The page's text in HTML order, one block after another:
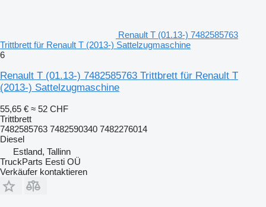
Renault T (01.13-) 7482585763
Trittbrett für Renault T (2013-) Sattelzugmaschine
6
Renault T (01.13-) 7482585763 Trittbrett für Renault T
(2013-) Sattelzugmaschine
55,65 € ≈ 52 CHF
Trittbrett
7482585763 7482590340 7482276014
Diesel
Estland, Tallinn
TruckParts Eesti OÜ
Verkäufer kontaktieren